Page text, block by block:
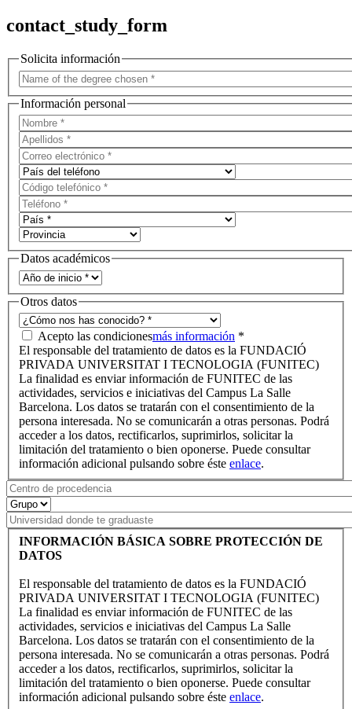
contact_study_form
Solicita información
Información personal
Datos académicos
Otros datos
Acepto las condicionesmás información *
El responsable del tratamiento de datos es la FUNDACIÓ
PRIVADA UNIVERSITAT I TECNOLOGIA (FUNITEC)
La finalidad es enviar información de FUNITEC de las
actividades, servicios e iniciativas del Campus La Salle
Barcelona. Los datos se tratarán con el consentimiento de la
persona interesada. No se comunicarán a otras personas. Podrá
acceder a los datos, rectificarlos, suprimirlos, solicitar la
limitación del tratamiento o bien oponerse. Puede consultar
información adicional pulsando sobre éste enlace.
INFORMACIÓN BÁSICA SOBRE PROTECCIÓN DE
DATOS
El responsable del tratamiento de datos es la FUNDACIÓ
PRIVADA UNIVERSITAT I TECNOLOGIA (FUNITEC)
La finalidad es enviar información de FUNITEC de las
actividades, servicios e iniciativas del Campus La Salle
Barcelona. Los datos se tratarán con el consentimiento de la
persona interesada. No se comunicarán a otras personas. Podrá
acceder a los datos, rectificarlos, suprimirlos, solicitar la
limitación del tratamiento o bien oponerse. Puede consultar
información adicional pulsando sobre éste enlace.